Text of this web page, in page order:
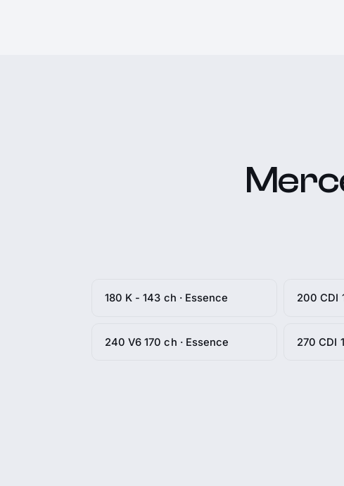
180 K - 143 ch · Essence 200 CDI
240 V6 170 ch · Essence 270 CDI